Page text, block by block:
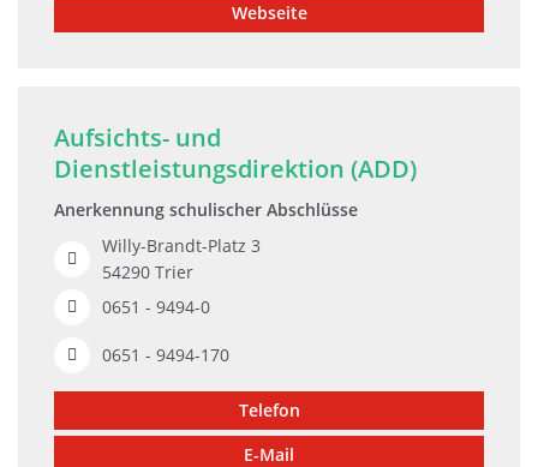
Webseite
Aufsichts- und
Dienstleistungsdirektion (ADD)
Anerkennung schulischer Abschlüsse
Willy-Brandt-Platz 3
54290 Trier
0651 - 9494-0
0651 - 9494-170
Telefon
E-Mail